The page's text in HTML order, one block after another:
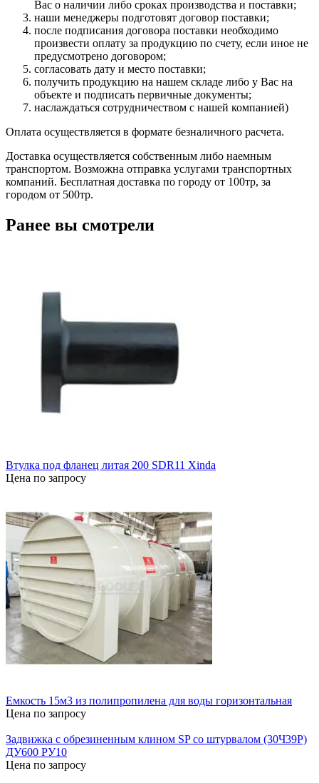
Вас о наличии либо сроках производства и поставки;
наши менеджеры подготовят договор поставки;
после подписания договора поставки необходимо
произвести оплату за продукцию по счету, если иное не
предусмотрено договором;
согласовать дату и место поставки;
получить продукцию на нашем складе либо у Вас на
объекте и подписать первичные документы;
наслаждаться сотрудничеством с нашей компанией)
Оплата осуществляется в формате безналичного расчета.
Доставка осуществляется собственным либо наемным
транспортом. Возможна отправка услугами транспортных
компаний. Бесплатная доставка по городу от 100тр, за
городом от 500тр.
Ранее вы смотрели
Втулка под фланец литая 200 SDR11 Xinda
Цена по запросу
Емкость 15м3 из полипропилена для воды горизонтальная
Цена по запросу
Задвижка с обрезиненным клином SP со штурвалом (30Ч39Р)
ДУ600 РУ10
Цена по запросу